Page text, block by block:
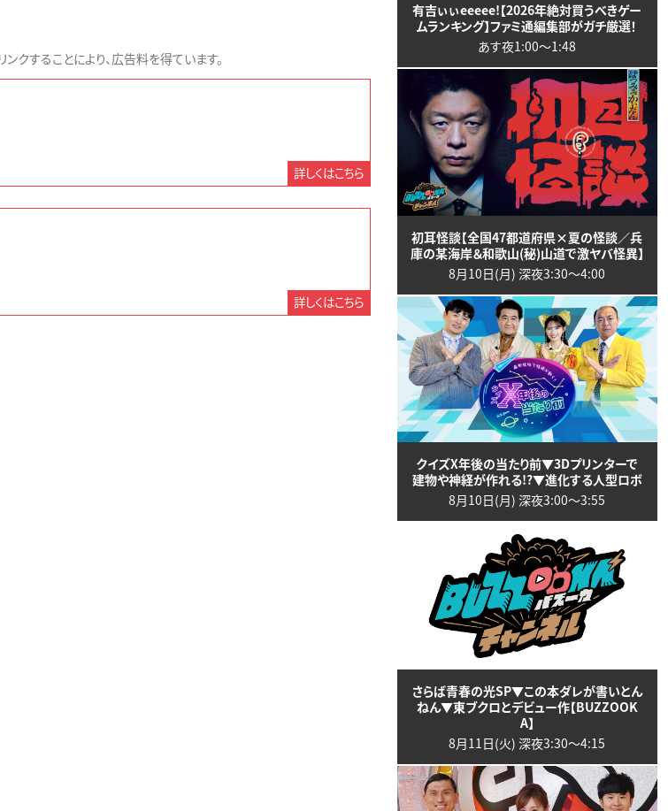
することにより、広告料を得ています。
詳しくはこちら
詳しくはこちら
有吉ぃぃeeeee!【2026年絶対買うべきゲー
ムランキング】ファミ通編集部がガチ厳選！
あす夜1:00〜1:48
初耳怪談【全国47都道府県×夏の怪談／兵
庫の某海岸＆和歌山(秘)山道で激ヤバ怪異】
8月10日(月) 深夜3:30〜4:00
クイズX年後の当たり前▼3Dプリンターで
建物や神経が作れる!?▼進化する人型ロボ
8月10日(月) 深夜3:00〜3:55
さらば青春の光SP▼この本ダレが書いとん
ねん▼東ブクロとデビュー作【BUZZOOK
A】
8月11日(火) 深夜3:30〜4:15